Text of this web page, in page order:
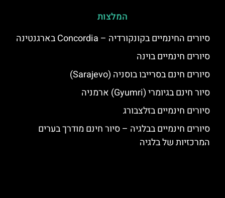
המלצות
סיורים החינמיים בקונקורדיה – Concordia בארגנטינה
סיורים חינמיים בוינה
סיורים חינם בסרייבו בוסניה (Sarajevo)
סיור חינם בגיומרי (Gyumri) ארמניה
סיורים חינמיים בזלצבורג
סיורים חינמיים בבלגיה – סיור חינם מודרך בערים
המרכזיות של בלגיה